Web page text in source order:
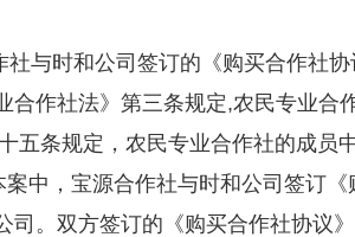
与时和公司签订的《购买合作社
合作社法》第三条规定,农民专业合
五条规定，农民专业合作社的成员
中，宝源合作社与时和公司签订《
司。双方签订的《购买合作社协议